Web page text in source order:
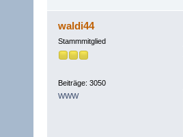
waldi44
Stammmitglied
Beiträge: 3050
WWW